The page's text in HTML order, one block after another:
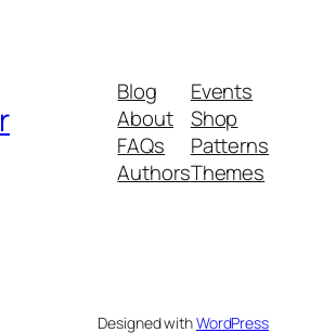
Blog
About
FAQs
Authors
Events
Shop
Patterns
Themes
Designed withWordPress